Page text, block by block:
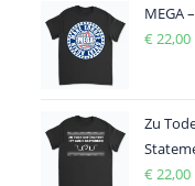
MEGA
€ 22,00
Zu
€ 22,00